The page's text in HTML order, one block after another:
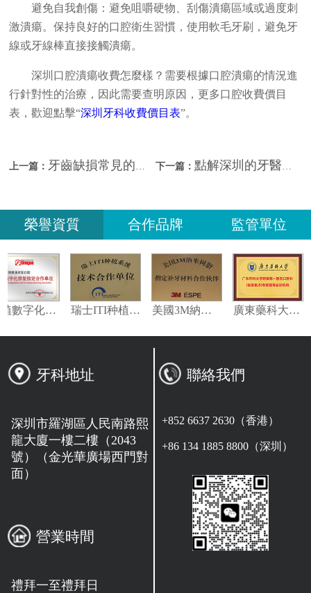
避免自我創傷：避免咀嚼硬物、刮傷潰瘍區域或過度刺
激潰瘍。保持良好的口腔衛生習慣，使用軟毛牙刷，避免牙
線或牙線棒直接接觸潰瘍。
深圳口腔潰瘍收費怎麼樣？需要根據口腔潰瘍的情況進
行針對性的治療，因此需要查明原因，更多口腔收費價目
表，歡迎點擊“深圳牙科收費價目表”。
上一篇： 牙齒缺損常見的處理方法？深圳牙套牙貼面價錢？ 下一篇： 點解深圳的牙醫一定要先拍片再檢查口腔呢？
榮譽資質 合作品牌 監管單位
牙科地址
深圳市羅湖區人民南路熙
龍大廈一樓二樓（2043
號）（金光華廣場西門對
面）
營業時間
禮拜一至禮拜日
聯絡我們
+852 6637 2630（香港）
+86 134 1885 8800（深圳）